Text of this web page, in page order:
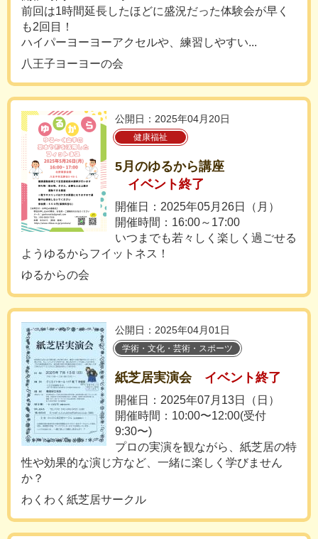
前回は1時間延長したほどに盛況だった体験会が早く
も2回目！
ハイパーヨーヨーアクセルや、練習しやすい...
八王子ヨーヨーの会
公開日：2025年04月20日
健康福祉
5月のゆるから講座
イベント終了
開催日：2025年05月26日（月）
開催時間：16:00～17:00
いつまでも若々しく楽しく過ごせる
ようゆるからフイットネス！
ゆるからの会
公開日：2025年04月01日
学術・文化・芸術・スポーツ
紙芝居実演会 イベント終了
開催日：2025年07月13日（日）
開催時間：10:00〜12:00(受付
9:30〜)
プロの実演を観ながら、紙芝居の特
性や効果的な演じ方など、一緒に楽しく学びません
か？
わくわく紙芝居サークル